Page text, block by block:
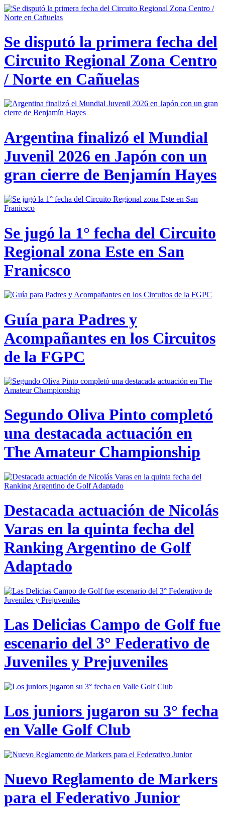
Se disputó la primera fecha del
Circuito Regional Zona Centro
/ Norte en Cañuelas
Argentina finalizó el Mundial
Juvenil 2026 en Japón con un
gran cierre de Benjamín Hayes
Se jugó la 1° fecha del Circuito
Regional zona Este en San
Franicsco
Guía para Padres y
Acompañantes en los Circuitos
de la FGPC
Segundo Oliva Pinto completó
una destacada actuación en
The Amateur Championship
Destacada actuación de Nicolás
Varas en la quinta fecha del
Ranking Argentino de Golf
Adaptado
Las Delicias Campo de Golf fue
escenario del 3° Federativo de
Juveniles y Prejuveniles
Los juniors jugaron su 3° fecha
en Valle Golf Club
Nuevo Reglamento de Markers
para el Federativo Junior